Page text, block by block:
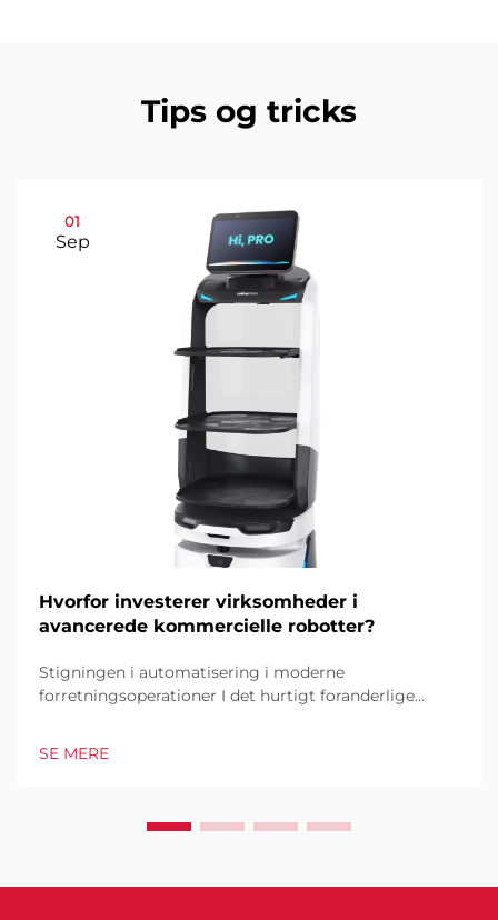
Tips og tricks
01
Sep
Hvorfor investerer virksomheder i
avancerede kommercielle robotter?
Stigningen i automatisering i moderne
forretningsoperationer I det hurtigt foranderlige
excellence. Disse sofistikerede maskiner
SE MERE